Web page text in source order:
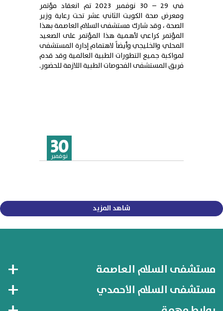
في 29 – 30 نوفمبر 2023 تم انعقاد مؤتمر
ومعرض صحة الكويت الثاني عشر تحت رعاية وزير
الصحة ، وقد شارك مستشفى السلام العاصمة بهذا
المؤتمر كراعي لأهمية هذا المؤتمر على الصعيد
المحلي والخليجي وأيضاً لاهتمام إدارة المستشفى
لمواكبة جميع التطورات الطبية العالمية وقد قدم
فريق المستشفى الفحوصات الطبية اللازمة للحضور.
30
نوفمبر
شاهد المزيد
مستشفى السلام العاصمة
مستشفى السلام الأحمدي